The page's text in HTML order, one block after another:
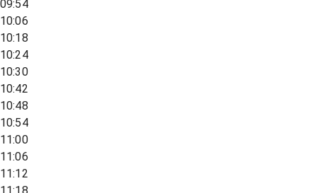
09:54
10:06
10:18
10:24
10:30
10:42
10:48
10:54
11:00
11:06
11:12